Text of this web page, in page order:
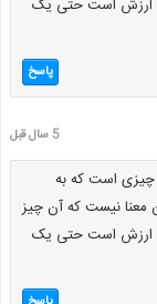
ارزش است حتی یک
پاسخ
5 سال قبل
است که به
معنا نیست که آن چیز
ارزش است حتی یک